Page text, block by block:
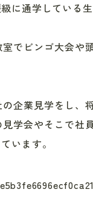
に通学している生
でビンゴ大会や
企業見学をし、
学会やそこで社
います。